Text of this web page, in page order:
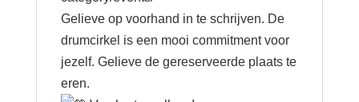
Gelieve op voorhand in te schrijven. De
drumcirkel is een mooi commitment voor
jezelf. Gelieve de gereserveerde plaats te
eren.